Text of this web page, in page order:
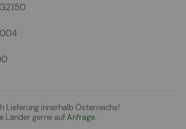
Lieferung innerhalb Österreichs!
Länder gerne aufAnfrage.